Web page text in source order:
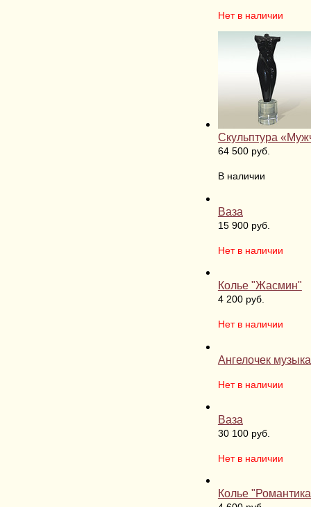
Нет в наличии
Скульптура
64 500 руб.
В наличии
Ваза
15 900 руб.
Нет в наличии
Колье "Жасмин"
4 200 руб.
Нет в наличии
Ангелочек
Нет в наличии
Ваза
30 100 руб.
Нет в наличии
Колье